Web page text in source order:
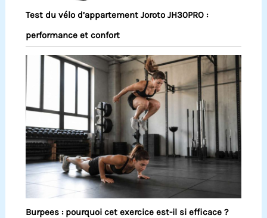
Test du vélo d’appartement Joroto JH30PRO :
performance et confort
Burpees : pourquoi cet exercice est-il si efficace ?